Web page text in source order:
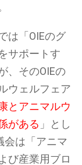
は「OIEのグ
サポートす
、そのOIEの
ウェルフェア
とアニマルウ
がある 」とし
会は「アニマ
び産業用ブロ